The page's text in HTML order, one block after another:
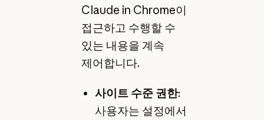
Claude in Chrome이
접근하고 수행할 수
있는 내용을 계속
제어합니다.
사이트 수준 권한:
사용자는 설정에서